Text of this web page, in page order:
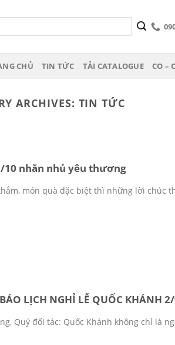
CHỦ TIN TỨC TẢI CATALOGUE CO –
ARCHIVES: TIN TỨC
10 nhắn nhủ yêu thương
món quà đặc biệt thì những lời chúc
LỊCH NGHỈ LỄ QUỐC KHÁNH
Quý đối tác: Quốc Khánh không chỉ là